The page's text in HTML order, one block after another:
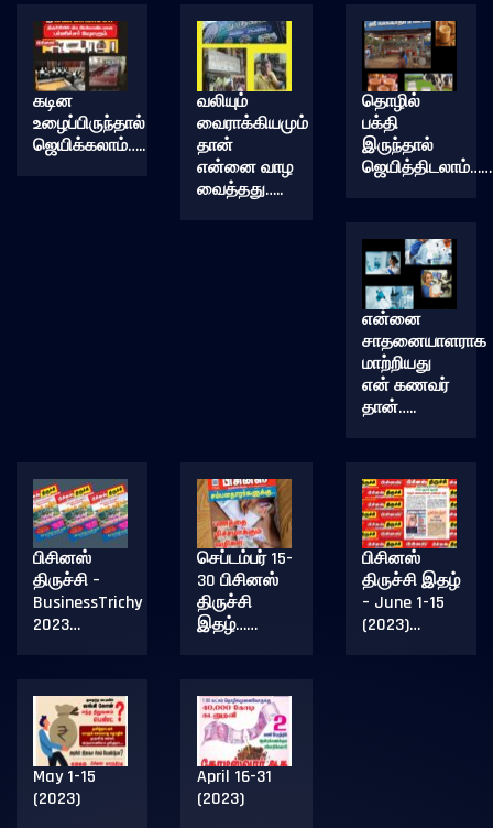
கடின
உழைப்பிருந்தால்
ஜெயிக்கலாம்…..
வலியும்
வைராக்கியமும்
தான்
என்னை வாழ
வைத்தது…..
தொழில்
பக்தி
இருந்தால்
என்னை
சாதனையாளராக
மாற்றியது
என் கணவர்
தான்…..
பிசினஸ்
திருச்சி –
BusinessTrichy
2023…
செப்டம்பர் 15-
30 பிசினஸ்
திருச்சி
இதழ்……
பிசினஸ்
திருச்சி இதழ்
– June 1-15
(2023)…
May 1-15
(2023)
April 16-31
(2023)